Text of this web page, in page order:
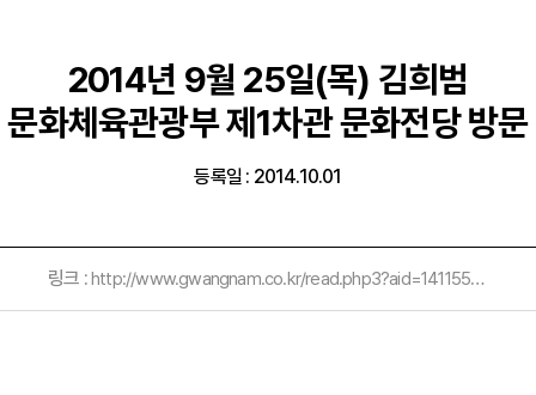
2014년 9월 25일(목) 김희범
문화체육관광부 제1차관 문화전당 방문
등록일 : 2014.10.01
링크 :http://www.gwangnam.co.kr/read.php3?aid=1411557772195504028